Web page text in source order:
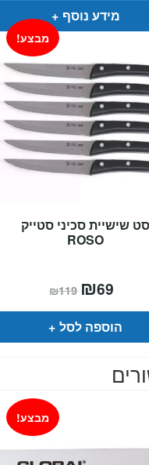
₪399.
מידע נוסף
סט שישיית סכיני סטייק
ROSO
מבצע!
₪119 המחיר
המקורי
היה:
₪119.
₪69
הוא:
הוספה לסל
מבצע!